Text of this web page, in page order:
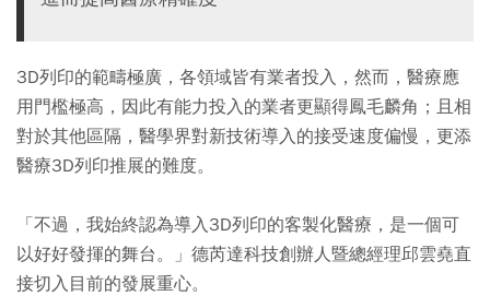
3D列印的範疇極廣，各領域皆有業者投入，然而，醫療應
用門檻極高，因此有能力投入的業者更顯得鳳毛麟角；且相
對於其他區隔，醫學界對新技術導入的接受速度偏慢，更添
醫療3D列印推展的難度。
「不過，我始終認為導入3D列印的客製化醫療，是一個可
以好好發揮的舞台。」德芮達科技創辦人暨總經理邱雲堯直
接切入目前的發展重心。